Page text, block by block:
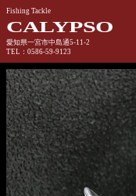
Fishing Tackle
CALYPSO
愛知県一宮市中島通5-11-2
TEL：0586-59-9123